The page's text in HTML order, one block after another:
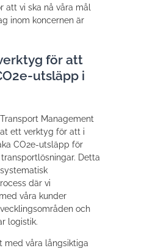
att vi ska nå våra mål
inom koncernen är
för att
utsläpp i
Management
ett verktyg för att i
CO2e-utsläpp för
Detta
där vi
våra kunder
och
logistik.
med våra långsiktiga